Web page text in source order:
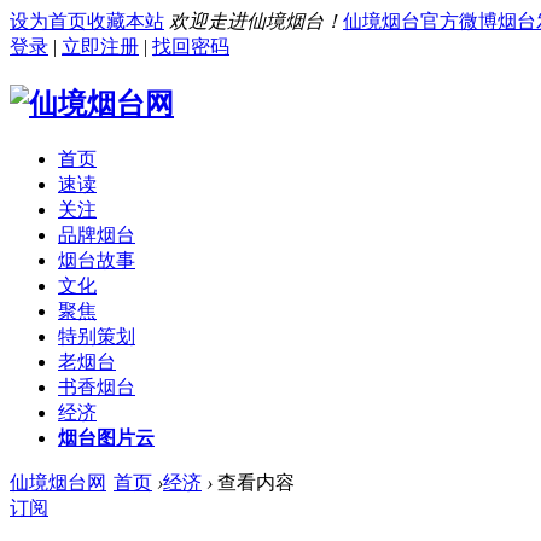
设为首页收藏本站 欢迎走进仙境烟台！ 仙境烟台官方微博烟台
登录 | 立即注册 | 找回密码
首页
速读
关注
品牌烟台
烟台故事
文化
聚焦
特别策划
老烟台
书香烟台
经济
烟台图片云
仙境烟台网 首页 ›经济 › 查看内容
订阅